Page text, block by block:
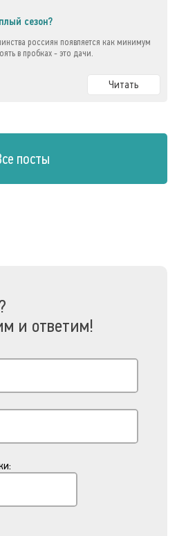
сезон?
россиян появляется как минимум
в пробках - это дачи.
Читать
посты
и ответим!